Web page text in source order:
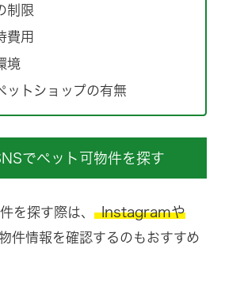
制限
費用
境
ットショップの有無
でペット可物件を探す
を探す際は、 Instagramや
件情報を確認するのもおすすめ